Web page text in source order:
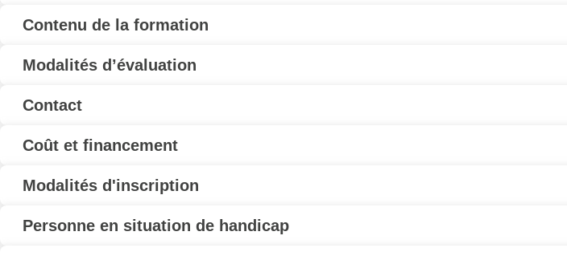
Contenu de la formation
Modalités d’évaluation
Contact
Coût et financement
Modalités d'inscription
Personne en situation de handicap